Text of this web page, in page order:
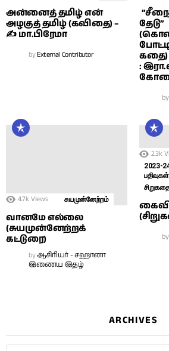
அன்னைத் தமிழ் என்
அழகுத் தமிழ் (கவிதை) –
✍ மா.பிரேமா
byExternal Contributor
தேடு”
கதை)
:
by
4.7k Views சுயமுன்னேற்றம்
வானமே எல்லை
(சுயமுன்னேற்றக்
கட்டுரை)
byஆசிரியர் - சஹானா
இணைய இதழ்
2.3k
2023-
பதிவுகள்
by
ARCHIVES